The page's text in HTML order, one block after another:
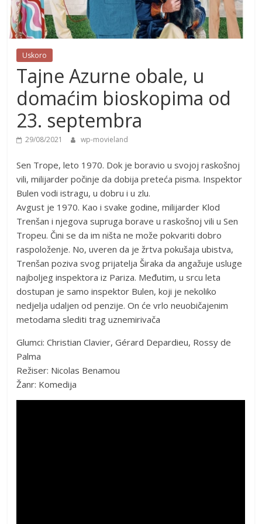
Uskoro
Tajne Azurne obale, u
domaćim bioskopima od
23. septembra
29/08/2021 wp-movieland
Sen Trope, leto 1970. Dok je boravio u svojoj raskošnoj
vili, milijarder počinje da dobija preteća pisma. Inspektor
Bulen vodi istragu, u dobru i u zlu.
Avgust je 1970. Kao i svake godine, milijarder Klod
Trenšan i njegova supruga borave u raskošnoj vili u Sen
Tropeu. Čini se da im ništa ne može pokvariti dobro
raspoloženje. No, uveren da je žrtva pokušaja ubistva,
Trenšan poziva svog prijatelja Širaka da angažuje usluge
najboljeg inspektora iz Pariza. Međutim, u srcu leta
dostupan je samo inspektor Bulen, koji je nekoliko
nedjelja udaljen od penzije. On će vrlo neuobičajenim
metodama slediti trag uznemirivača
Glumci: Christian Clavier, Gérard Depardieu, Rossy de
Palma
Režiser: Nicolas Benamou
Žanr: Komedija